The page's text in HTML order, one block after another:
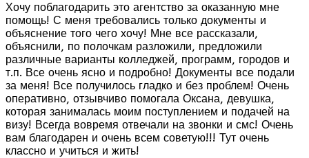
Хочу поблагодарить это агентство за оказанную мне
помощь! С меня требовались только документы и
объяснение того чего хочу! Мне все рассказали,
объяснили, по полочкам разложили, предложили
различные варианты колледжей, программ, городов и
т.п. Все очень ясно и подробно! Документы все подали
за меня! Все получилось гладко и без проблем! Очень
оперативно, отзывчиво помогала Оксана, девушка,
которая занималась моим поступлением и подачей на
визу! Всегда вовремя отвечали на звонки и смс! Очень
вам благодарен и очень всем советую!!! Тут очень
классно и учиться и жить!